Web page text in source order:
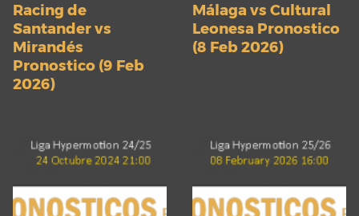
Racing de
Santander vs
Mirandés
Pronostico (9 Feb
2026)
Málaga vs Cultural
Leonesa Pronostico
(8 Feb 2026)